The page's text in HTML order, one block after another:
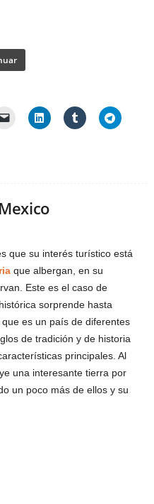
que su interés turístico está
que albergan, en su
Este es el caso de
sorprende hasta
es un país de diferentes
de tradición y de historia
principales. Al
una interesante tierra por
un poco más de ellos y su